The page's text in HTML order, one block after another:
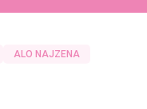
ALO NAJZENA